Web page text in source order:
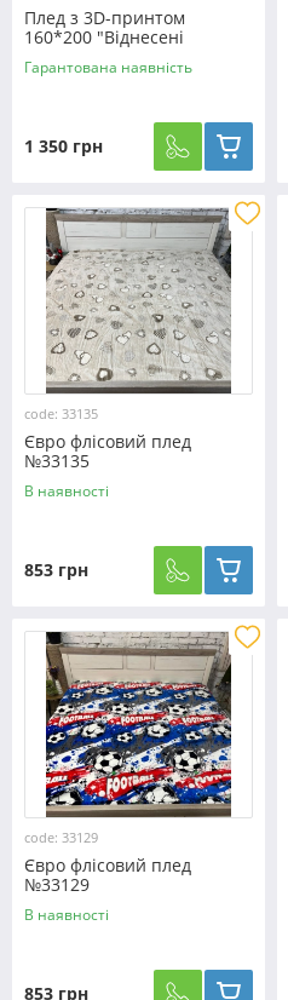
Плед з 3D-принтом
160*200 "Віднесені
привидами" №20222337
Гарантована наявність
1 350 грн
code: 33135
Євро флісовий плед
№33135
В наявності
853 грн
code: 33129
Євро флісовий плед
№33129
В наявності
853 грн